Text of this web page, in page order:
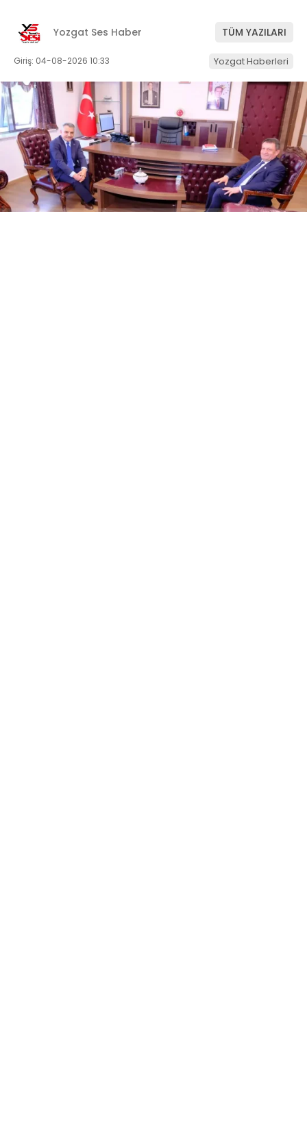
Yozgat Ses Haber TÜM YAZILARI
Giriş: 04-08-2026 10:33 Yozgat Haberleri